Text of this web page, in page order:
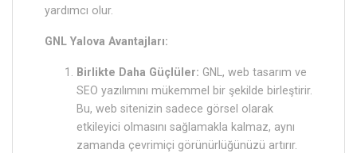
yardımcı olur.
GNL Yalova Avantajları:
Birlikte Daha Güçlüler: GNL, web tasarım ve
SEO yazılımını mükemmel bir şekilde birleştirir.
Bu, web sitenizin sadece görsel olarak
etkileyici olmasını sağlamakla kalmaz, aynı
zamanda çevrimiçi görünürlüğünüzü artırır.